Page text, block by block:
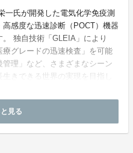
一氏が開発した電気化学免疫測
感度な迅速診断（POCT）機器
独自技術「GLEIA」により
療グレードの迅速検査」を可能
理」など、さまざまなシーン
きできる世界の実現を目指し
見る